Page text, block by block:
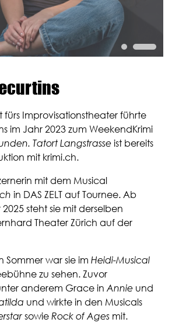
fürs Improvisationstheater führte
im Jahr 2023 zum WeekendKrimi
Tatort Langstrasse ist bereits
mit krimi.ch.
mit dem Musical
in DAS ZELT auf Tournee. Ab
steht sie mit derselben
Theater Zürich auf der
war sie im Heidi-Musical
zu sehen. Zuvor
anderem Grace in Annie und
und wirkte in den Musicals
sowie Rock of Ages mit.